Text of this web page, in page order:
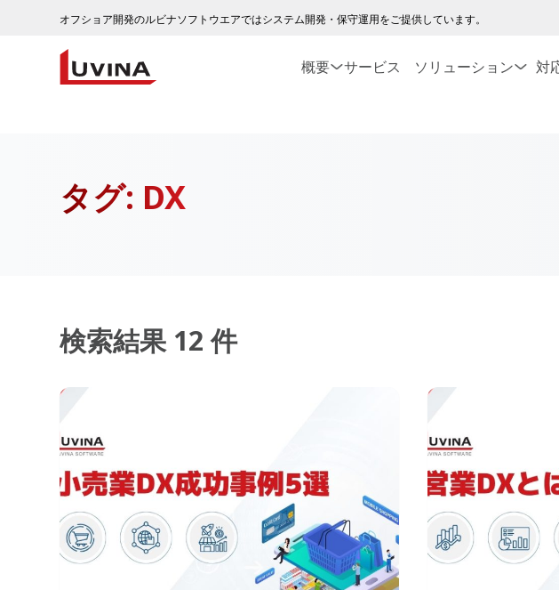
オフショア開発のルビナソフトウエアではシステム開発・保守運用をご提供しています。
概要 サービス ソリューション 対
タグ: DX
検索結果 12 件